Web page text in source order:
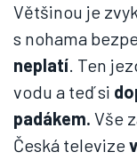
Většinou je
s nohama
neplatí. Ten
vodu a teď si
padákem. Vše
Česká televize